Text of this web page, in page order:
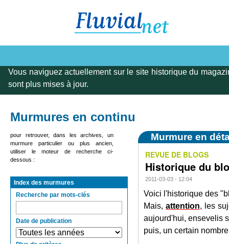
Vous naviguez actuellement sur le site historique du
sont plus mises à jour.
Murmures en continu
pour retrouver, dans les archives, un
murmure particulier ou plus ancien,
utiliser le moteur de recherche ci-
dessous :
Index des murmures
Recherche par mots-clés
Date de publication
Murmure en
REVUE DE BLOGS
Historique du
2011-03-03 - 12:04
Voici l'historique des
Mais, attention, les
aujourd'hui, ensevelis
puis, un certain